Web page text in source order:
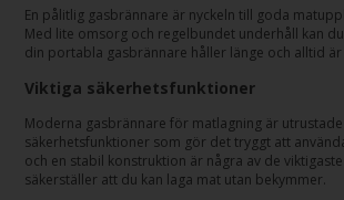
En pålitlig gasbrännare är nyckeln till goda
Med lite omsorg och regelbundet underhåll kan
din portabla gasbrännare håller länge och alltid
Viktiga säkerhetsfunktioner
Moderna gasbrännare för matlagning är
säkerhetsfunktioner som gör det tryggt att
och en stabil konstruktion är några av de
säkerställer att du kan laga mat utan bekymmer.